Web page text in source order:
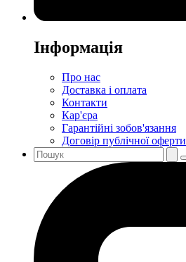
Інформація
Про нас
Доставка і оплата
Контакти
Кар'єра
Гарантійні зобов'язання
Договір публічної оферти